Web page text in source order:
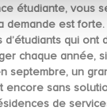
étudiante, vous
demande est forte.
d’étudiants qui ont
chaque année,
septembre, un
encore sans
de